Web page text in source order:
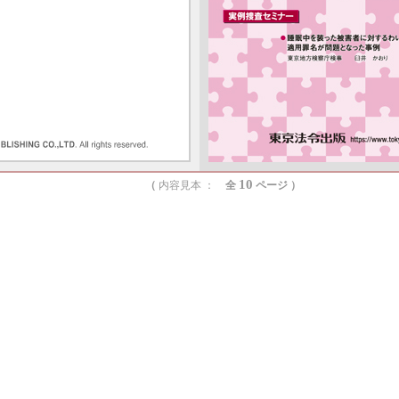
（ 内容見本 ： 全 10 ページ ）